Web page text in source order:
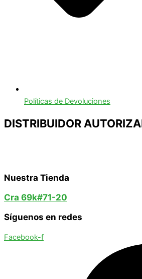
Políticas de Devoluciones
DISTRIBUIDOR
Nuestra Tienda
Cra 69k#71-20
Síguenos en redes
Facebook-f